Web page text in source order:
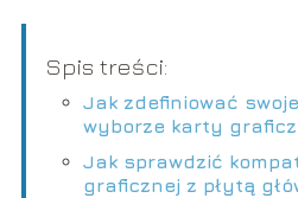
Spis treści:
Jak zdefiniować
wyborze karty
Jak sprawdzić
graficznej z płytą